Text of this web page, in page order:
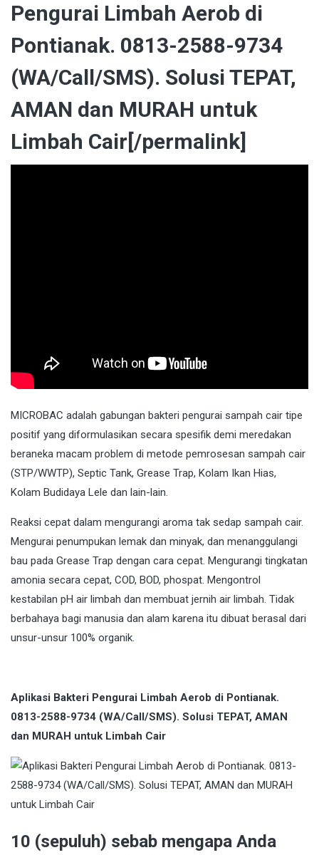
Pengurai Limbah Aerob di
Pontianak. 0813-2588-9734
(WA/Call/SMS). Solusi TEPAT,
AMAN dan MURAH untuk
Limbah Cair[/permalink]
MICROBAC adalah gabungan bakteri pengurai sampah cair tipe
positif yang diformulasikan secara spesifik demi meredakan
beraneka macam problem di metode pemrosesan sampah cair
(STP/WWTP), Septic Tank, Grease Trap, Kolam Ikan Hias,
Kolam Budidaya Lele dan lain-lain.
Reaksi cepat dalam mengurangi aroma tak sedap sampah cair.
Mengurai penumpukan lemak dan minyak, dan menanggulangi
bau pada Grease Trap dengan cara cepat. Mengurangi tingkatan
amonia secara cepat, COD, BOD, phospat. Mengontrol
kestabilan pH air limbah dan membuat jernih air limbah. Tidak
berbahaya bagi manusia dan alam karena itu dibuat berasal dari
unsur-unsur 100% organik.
Aplikasi Bakteri Pengurai Limbah Aerob di Pontianak.
0813-2588-9734 (WA/Call/SMS). Solusi TEPAT, AMAN
dan MURAH untuk Limbah Cair
10 (sepuluh) sebab mengapa Anda